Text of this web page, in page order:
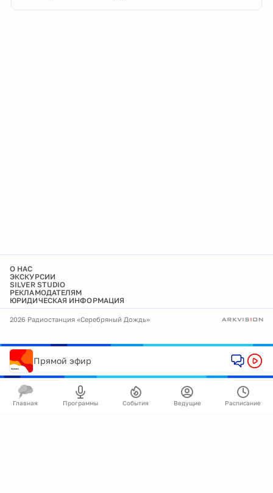
О НАС
ЭКСКУРСИИ
SILVER STUDIO
РЕКЛАМОДАТЕЛЯМ
ЮРИДИЧЕСКАЯ ИНФОРМАЦИЯ
2026 Радиостанция «Серебряный Дождь»
Прямой эфир
Главная Программы События Ведущие Расписание